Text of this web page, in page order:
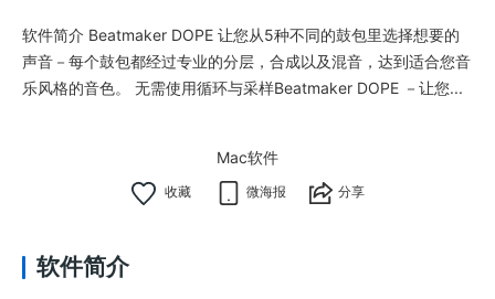
软件简介 Beatmaker DOPE 让您从5种不同的鼓包里选择想要的
声音－每个鼓包都经过专业的分层，合成以及混音，达到适合您音
乐风格的音色。 无需使用循环与采样Beatmaker DOPE －让您...
Mac软件
微海报 分享
软件简介